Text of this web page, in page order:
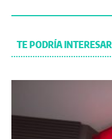
TE PODRÍA INTERESAR